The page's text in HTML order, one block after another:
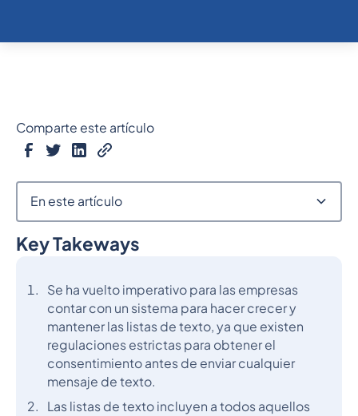
Key Takeways
Se ha vuelto imperativo para las empresas
contar con un sistema para hacer crecer y
mantener las listas de texto, ya que existen
regulaciones estrictas para obtener el
consentimiento antes de enviar cualquier
mensaje de texto.
Las listas de texto incluyen a todos aquellos
Comparte este artículo
En este artículo
Epígrafe 2